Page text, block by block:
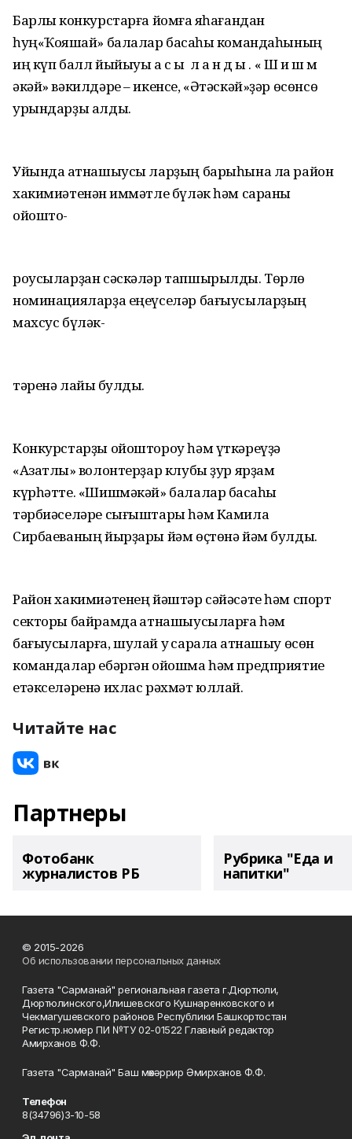
Барлыҡ конкурстарға йомғаҡ яһағандан
һуң«Ҡояшҡай» балалар баҡсаһы командаһының
иң күп балл йыйыуы а с ы ҡ л а н д ы . « Ш и ш м
әкәй» вәкилдәре – икенсе, «Әтәскәй»ҙәр өсөнсө
урындарҙы алды.
Уйында ҡатнашыусы ларҙың барыһына ла район
хакимиәтенән ҡиммәтле бүләк һәм сараны
ойошто-
роусыларҙан сәскәләр тапшырылды. Төрлө
номинацияларҙа еңеүселәр бағыусыларҙың
махсус бүләк-
тәренә лайыҡ булды.
Конкурстарҙы ойоштороу һәм үткәреүҙә
«Азатлыҡ» волонтерҙар клубы ҙур ярҙам
күрһәтте. «Шишмәкәй» балалар баҡсаһы
тәрбиәселәре сығыштары һәм Камила
Сирбаеваның йырҙары йәм өҫтөнә йәм булды.
Район хакимиәтенең йәштәр сәйәсәте һәм спорт
секторы байрамда ҡатнашыусыларға һәм
бағыусыларға, шулай уҡ сарала ҡатнашыу өсөн
командалар ебәргән ойошма һәм предприятие
етәкселәренә ихлас рәхмәт юллай.
Читайте нас
Партнеры
Фотобанк
журналистов РБ
Рубрика "Еда и
напитки"
© 2015-2026
Об использовании персональных данных
Газета "Сарманай" региональная газета г.Дюртюли,
Дюртюлинского,Илишевского Кушнаренковского и
Чекмагушевского районов Республики Башкортостан
Регистр.номер ПИ №ТУ 02-01522 Главный редактор
Амирханов Ф.Ф.
Газета "Сарманай" Баш мөхәррир Әмирханов Ф.Ф.
Телефон
8(34796)3-10-58